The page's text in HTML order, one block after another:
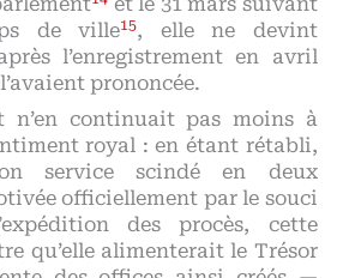
de ville15, elle ne devint
l’enregistrement en avril
prononcée.
n’en continuait pas moins à
royal : en étant rétabli,
service scindé en deux
officiellement par le souci
des procès, cette
qu’elle alimenterait le Trésor